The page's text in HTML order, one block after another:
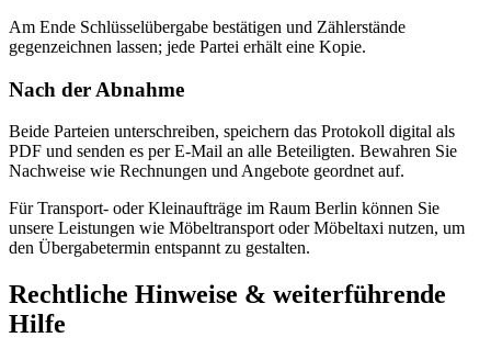
Am Ende Schlüsselübergabe bestätigen und Zählerstände
gegenzeichnen lassen; jede Partei erhält eine Kopie.
Nach der Abnahme
Beide Parteien unterschreiben, speichern das Protokoll digital als
PDF und senden es per E-Mail an alle Beteiligten. Bewahren Sie
Nachweise wie Rechnungen und Angebote geordnet auf.
Für Transport- oder Kleinaufträge im Raum Berlin können Sie
unsere Leistungen wie Möbeltransport oder Möbeltaxi nutzen, um
den Übergabetermin entspannt zu gestalten.
Rechtliche Hinweise & weiterführende
Hilfe